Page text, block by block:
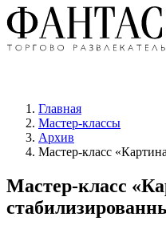
Главная
Мастер-классы
Архив
Мастер-класс
Мастер-класс